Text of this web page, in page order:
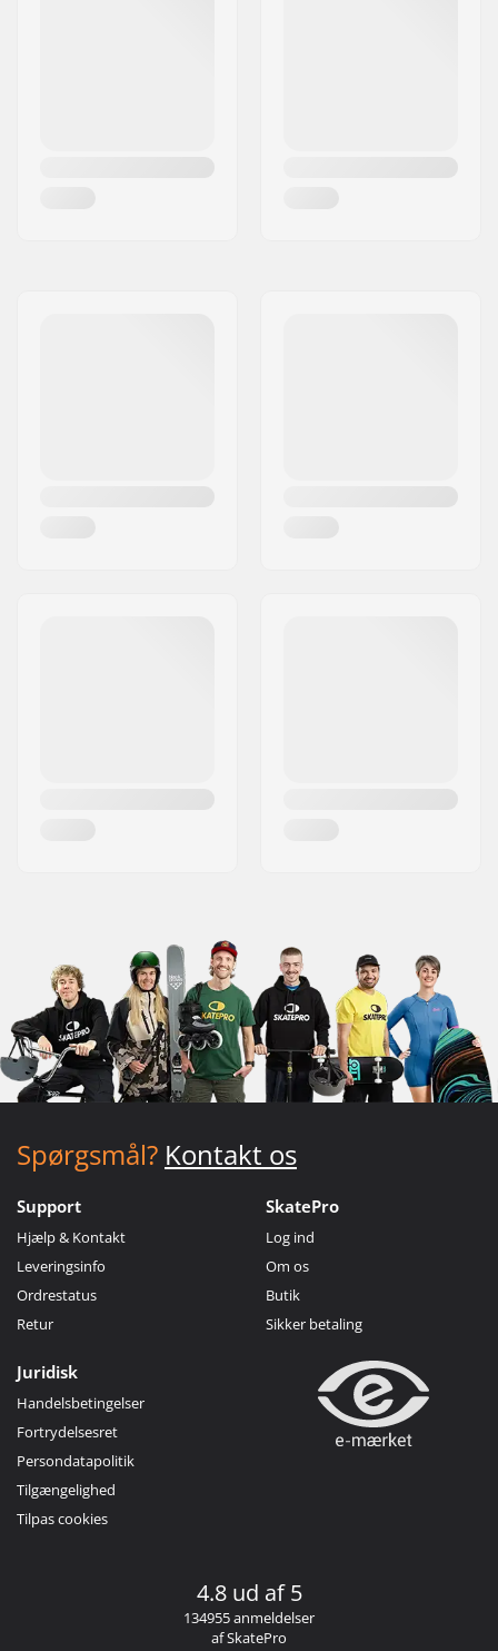
Spørgsmål? Kontakt os
Support
Hjælp & Kontakt
Leveringsinfo
Ordrestatus
Retur
SkatePro
Log ind
Om os
Butik
Sikker betaling
Juridisk
Handelsbetingelser
Fortrydelsesret
Persondatapolitik
Tilgængelighed
Tilpas cookies
4.8 ud af 5
134955 anmeldelser
af SkatePro